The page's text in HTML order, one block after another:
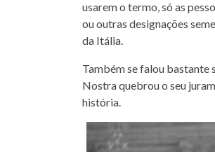
usarem o termo, só as
ou outras designações
da Itália.
Também se falou bastante
Nostra quebrou o seu
história.